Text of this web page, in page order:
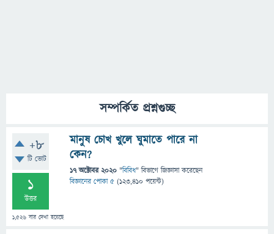
সম্পর্কিত প্রশ্নগুচ্ছ
+8
টি ভোট
1
উত্তর
1,526 বার দেখা হয়েছে
মানুষ চোখ খুলে ঘুমাতে পারে না
কেন?
17 অক্টোবর 2020 "বিবিধ" বিভাগে জিজ্ঞাসাকরেছেন
বিজ্ঞানের পোকা ৫ (123,410 পয়েন্ট)